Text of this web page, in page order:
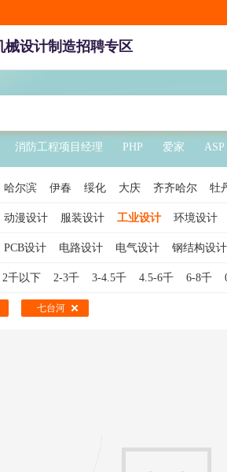
械设计制造招聘专区
消防工程项目经理 PHP 爱家 ASP
哈尔滨 伊春 绥化 大庆 齐齐哈尔 牡
动漫设计 服装设计 工业设计 环境设计
PCB设计 电路设计 电气设计 钢结构设计
动化设计 电子电路设计
2千以下 2-3千 3-4.5千 4.5-6千 6-8千
七台河